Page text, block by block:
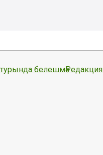
белешмәРедакция